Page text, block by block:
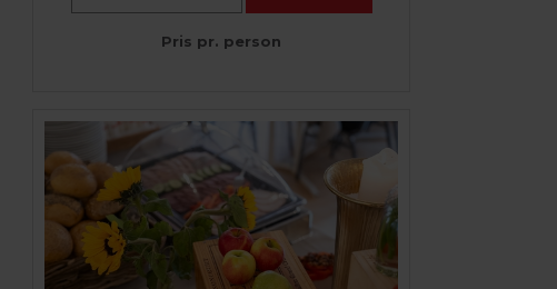
Pris pr. person